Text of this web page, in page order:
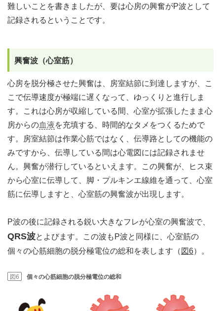
難しいことを書きましたが、要は心房の興奮がP波として
記録されるということです。
興奮波（心室筋）
心房を脱分極させた興奮は、房室結節に到達しますが、こ
こで伝導速度が極端に遅くなって、ゆっくりと進行しま
す。これは心房が収縮している間、心室が拡張したまま心
房からの血液を充填する、時間的なタメをつくるためで
す。房室結節は作業心筋ではなく、伝導路としての機能の
みですから、伝導している間は心電図には記録されませ
ん。興奮が潜行しているといえます。この興奮が、ヒス束
から心室に伝導して、脚・プルキンエ線維を通って、心室
筋に伝導しますと、心室筋の興奮波が出現します。
P波の後に記録される鋭い大きなフレが心室の興奮波で、
QRS波とよびます。この波もP波と同様に、心室筋の
個々の心筋細胞の脱分極電位の総和を表します（ 図6）。
図6 個々の心筋細胞の脱分極電位の総和